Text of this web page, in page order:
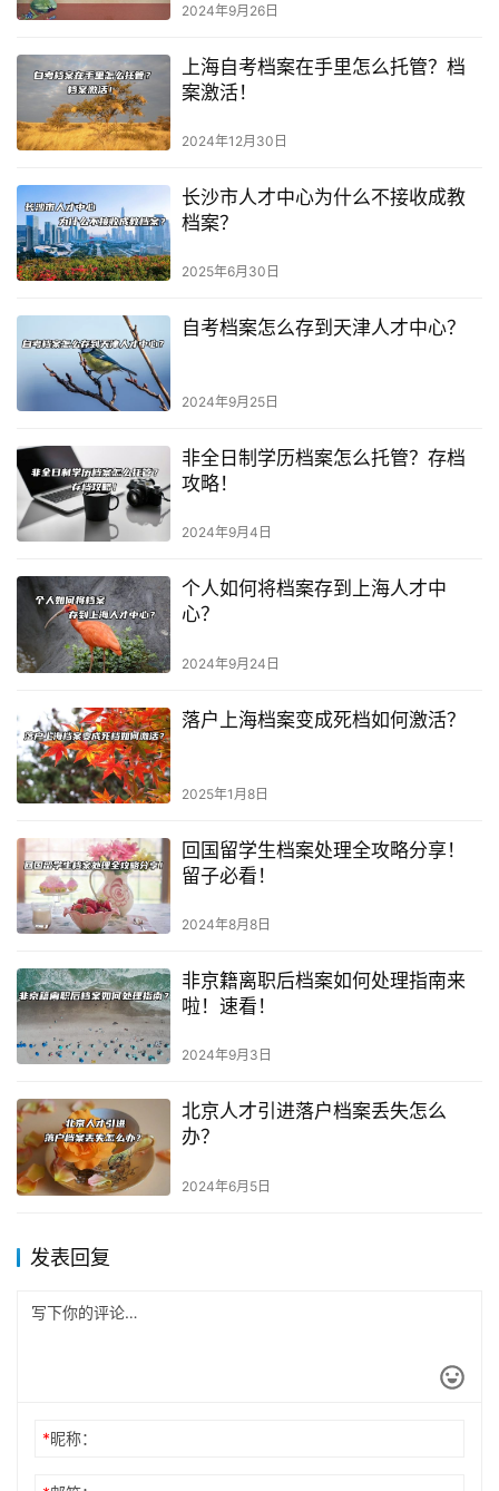
2024年9月26日
上海自考档案在手里怎么托管？档
案激活！
2024年12月30日
长沙市人才中心为什么不接收成教
档案？
2025年6月30日
自考档案怎么存到天津人才中心？
2024年9月25日
非全日制学历档案怎么托管？存档
攻略！
2024年9月4日
个人如何将档案存到上海人才中
心？
2024年9月24日
落户上海档案变成死档如何激活？
2025年1月8日
回国留学生档案处理全攻略分享！
留子必看！
2024年8月8日
非京籍离职后档案如何处理指南来
啦！速看！
2024年9月3日
北京人才引进落户档案丢失怎么
办？
2024年6月5日
发表回复
*昵称：